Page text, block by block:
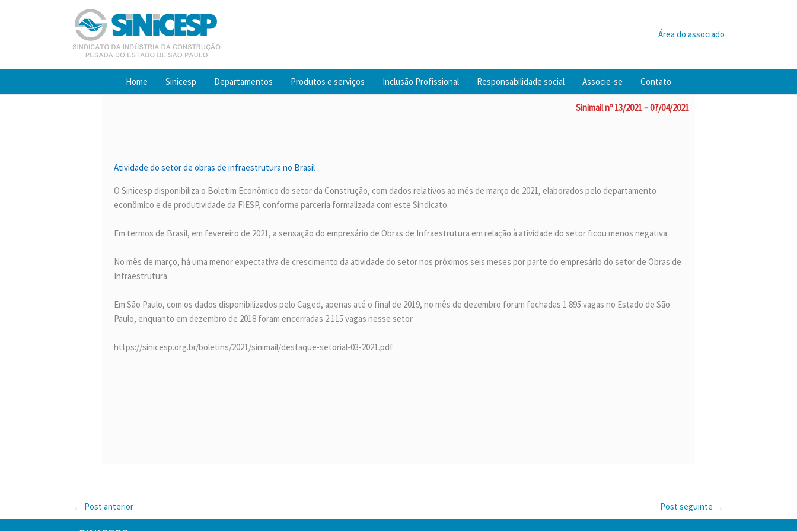
Área do associado
Home Sinicesp Departamentos Produtos e serviços Inclusão Profissional Responsabilidade social Associe-se Contato
Sinimail nº 13/2021 – 07/04/2021
Atividade do setor de obras de infraestrutura no Brasil
O Sinicesp disponibiliza o Boletim Econômico do setor da Construção, com dados relativos ao mês de março de 2021, elaborados pelo departamento
econômico e de produtividade da FIESP, conforme parceria formalizada com este Sindicato.
Em termos de Brasil, em fevereiro de 2021, a sensação do empresário de Obras de Infraestrutura em relação à atividade do setor ficou menos negativa.
No mês de março, há uma menor expectativa de crescimento da atividade do setor nos próximos seis meses por parte do empresário do setor de Obras de
Infraestrutura.
Em São Paulo, com os dados disponibilizados pelo Caged, apenas até o final de 2019, no mês de dezembro foram fechadas 1.895 vagas no Estado de São
Paulo, enquanto em dezembro de 2018 foram encerradas 2.115 vagas nesse setor.
https://sinicesp.org.br/boletins/2021/sinimail/destaque-setorial-03-2021.pdf
← Post anterior Post seguinte →